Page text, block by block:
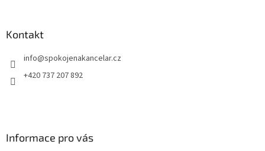
Kontakt
info@spokojenakancelar.cz
+420 737 207 892
Informace pro vás